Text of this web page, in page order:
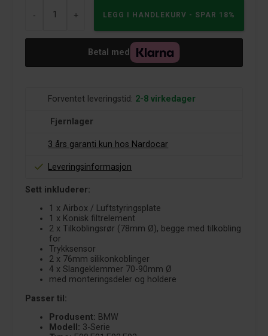
- +
Betal med
Forventet leveringstid: 2-8 virkedager
Fjernlager
3 års garanti kun hos Nardocar
Leveringsinformasjon
Sett inkluderer:
1 x Airbox / Luftstyringsplate
1 x Konisk filtrelement
2 x Tilkoblingsrør (78mm Ø), begge med tilkobling
for
Trykksensor
2 x 76mm silikonkoblinger
4 x Slangeklemmer 70-90mm Ø
med monteringsdeler og holdere
Passer til:
Produsent: BMW
Modell: 3-Serie